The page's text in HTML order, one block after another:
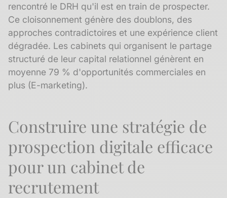
rencontré le DRH qu'il est en train de prospecter.
Ce cloisonnement génère des doublons, des
approches contradictoires et une expérience client
dégradée. Les cabinets qui organisent le partage
structuré de leur capital relationnel génèrent en
moyenne 79 % d'opportunités commerciales en
plus (E-marketing).
Construire une stratégie de
prospection digitale efficace
pour un cabinet de
recrutement